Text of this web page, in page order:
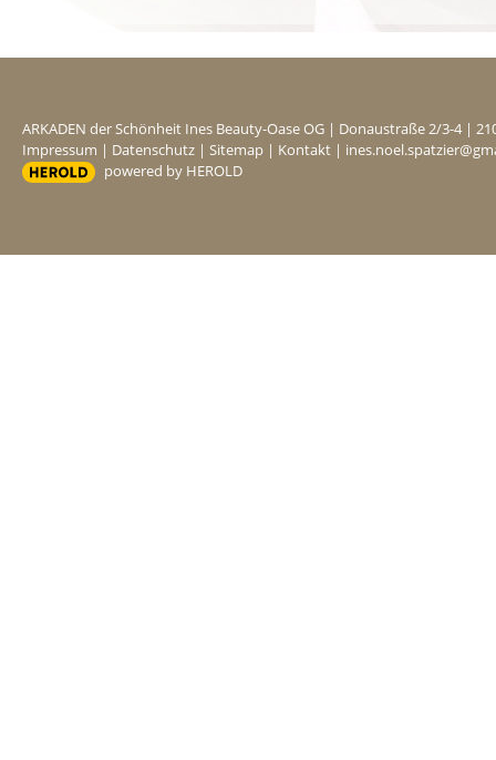
ARKADEN der Schönheit Ines Beauty-Oase OG | Donaustraße 2/3-4 |
Impressum | Datenschutz | Sitemap | Kontakt |
powered by HEROLD